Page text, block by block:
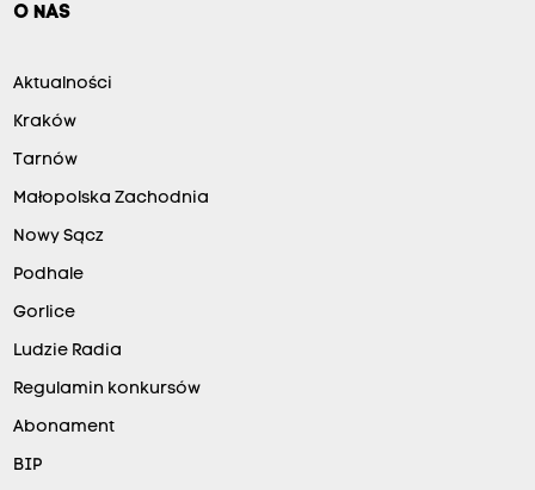
O NAS
Aktualności
Kraków
Tarnów
Małopolska Zachodnia
Nowy Sącz
Podhale
Gorlice
Ludzie Radia
Regulamin konkursów
Abonament
BIP